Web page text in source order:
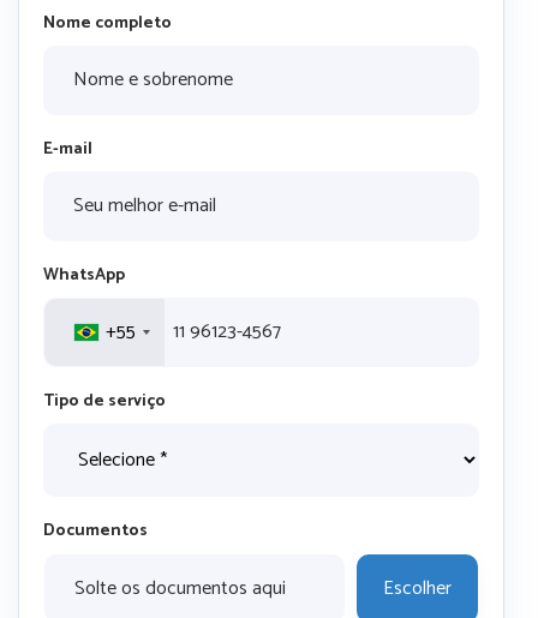
Nome completo
E-mail
WhatsApp
+55
Tipo de serviço
Documentos
Solte os documentos aqui Escolher